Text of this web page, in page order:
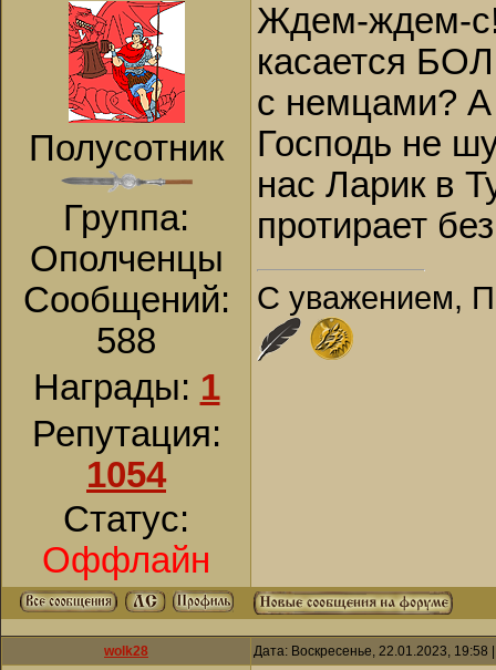
Полусотник
Группа:
Ополченцы
Сообщений:
588
Награды: 1
Репутация:
1054
Статус:
Оффлайн
Ждем-ждем-с!
касается
с немцами?
Господь не
нас Ларик в
протирает
С уважением,
wolk28 Дата: Воскресенье, 22.01.2023,